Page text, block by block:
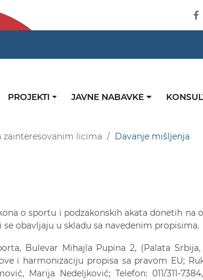
PROJEKTI JAVNE NABAVKE
zainteresovanim licima Davanje mišljenja
o sportu i podzakonskih akata donetih na
obavljaju u skladu sa navedenim propisima.
Bulevar Mihajla Pupina 2, (Palata
i harmonizaciju propisa sa pravom EU;
Marija Nedeljković; Telefon: 011/311-7384,